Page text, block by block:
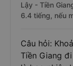
Lậy - Tiền
6.4 tiếng, nếu
Câu hỏi:
Tiền Giang